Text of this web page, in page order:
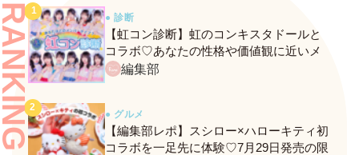
● 診断
【虹コン診断】虹のコンキスタドールと
コラボ♡あなたの性格や価値観に近いメ
ンバーがわかる、fasmeの新診断がスター
編集部
● グルメ
【編集部レポ】スシロー×ハローキティ初
コラボを一足先に体験♡7月29日発売の限